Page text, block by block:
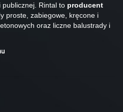
publicznej. Rintal to producent
proste, zabiegowe, kręcone i
oraz liczne balustrady i